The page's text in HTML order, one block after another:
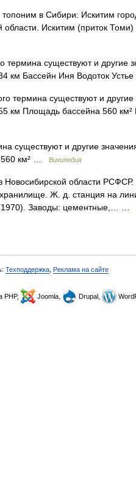
в Сибири: Искитим
области. Искитим (приток
термина существуют и другие
34 км Бассейн Иня Водоток
термина существуют и
км Площадь бассейна 560
существуют и другие
560 км² …
Википедия
области РСФСР.
Ж. д. станция на
(1970). Заводы: цементные,… …
Техподдержка Реклама на сайте
PHP, Joomla, Drupal,